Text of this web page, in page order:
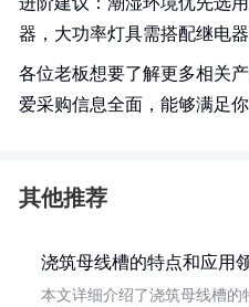
器，大功率灯具需搭配继电器
各位老板想要了解更多相关
爱采购信息全面，能够满足
其他推荐
浇筑母线槽的特点和应用
本文详细介绍了浇筑母线槽的